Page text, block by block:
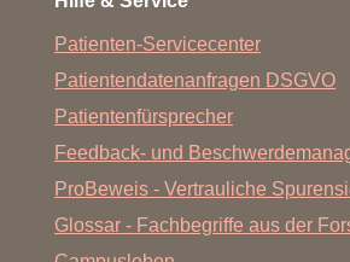
Patienten-Servicecenter
Patientendatenanfragen DSGVO
Patientenfürsprecher
Feedback- und
ProBeweis - Vertrauliche
Glossar - Fachbegriffe aus der